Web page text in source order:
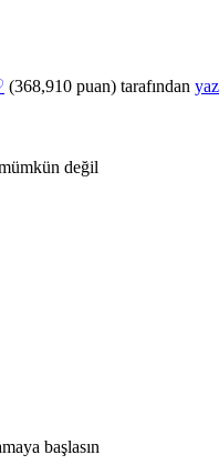
(368,910 puan) tarafından
değil
başlasın